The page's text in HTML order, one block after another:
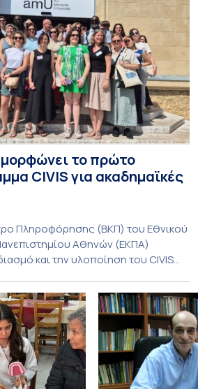
το πρώτο
CIVIS για ακαδημαϊκές
Πληροφόρησης (ΒΚΠ) του Εθνικού
Αθηνών (ΕΚΠΑ)
και την υλοποίηση του CIVIS
Culture” (IMOTION), το οποίο
διαδικτυακές και δια ζώσης
από τις 3 Ιουνίου έως τις 10 Ιουλίου
[…]